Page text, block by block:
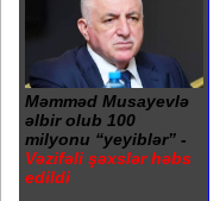
Məmməd Musayevlə
əlbir olub 100
milyonu “yeyiblər” -
Vəzifəli şəxslər həbs
edildi